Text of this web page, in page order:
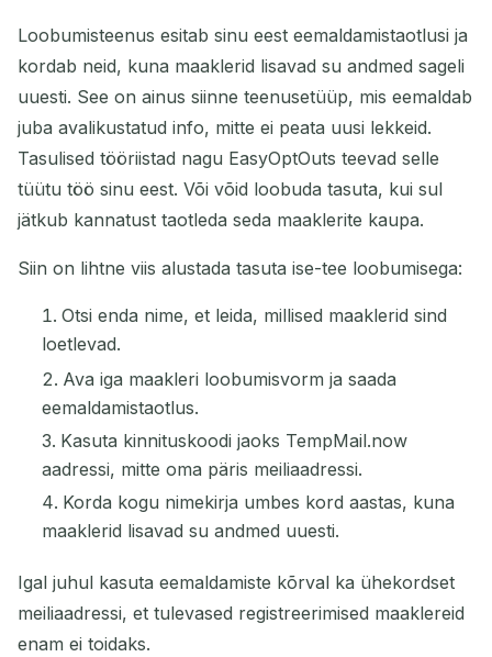
Loobumisteenus esitab sinu eest eemaldamistaotlusi ja
kordab neid, kuna maaklerid lisavad su andmed sageli
uuesti. See on ainus siinne teenusetüüp, mis eemaldab
juba avalikustatud info, mitte ei peata uusi lekkeid.
Tasulised tööriistad nagu EasyOptOuts teevad selle
tüütu töö sinu eest. Või võid loobuda tasuta, kui sul
jätkub kannatust taotleda seda maaklerite kaupa.
Siin on lihtne viis alustada tasuta ise-tee loobumisega:
Otsi enda nime, et leida, millised maaklerid sind
loetlevad.
Ava iga maakleri loobumisvorm ja saada
eemaldamistaotlus.
Kasuta kinnituskoodi jaoks TempMail.now
aadressi, mitte oma päris meiliaadressi.
Korda kogu nimekirja umbes kord aastas, kuna
maaklerid lisavad su andmed uuesti.
Igal juhul kasuta eemaldamiste kõrval ka ühekordset
meiliaadressi, et tulevased registreerimised maaklereid
enam ei toidaks.